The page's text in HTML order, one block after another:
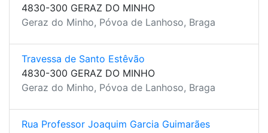
4830-300 GERAZ DO MINHO
Geraz do Minho, Póvoa de Lanhoso, Braga
Travessa de Santo Estêvão
4830-300 GERAZ DO MINHO
Geraz do Minho, Póvoa de Lanhoso, Braga
Rua Professor Joaquim Garcia Guimarães